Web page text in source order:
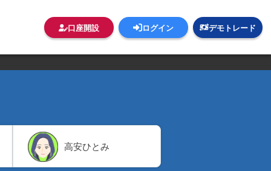
口座開設 ログイン デモトレード
高安ひとみ